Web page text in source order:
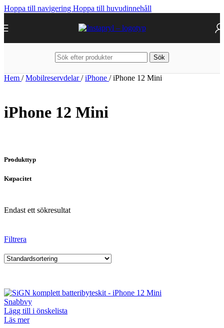
Hoppa till navigering Hoppa till huvudinnehåll
Sök
Hem / Mobilreservdelar/ iPhone / iPhone 12 Mini
iPhone 12 Mini
Produkttyp
Kapacitet
Endast ett sökresultat
Filtrera
Snabbvy
Lägg till i önskelista
Läs mer